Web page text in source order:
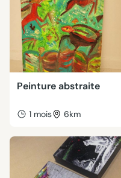
Peinture abstraite
1 mois 6km